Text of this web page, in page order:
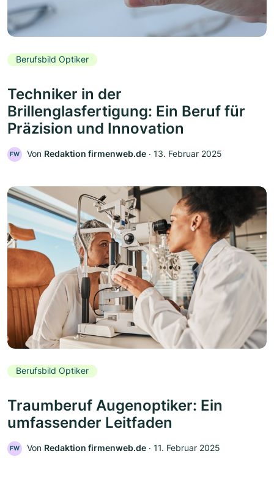
Berufsbild Optiker
Techniker in der
Brillenglasfertigung: Ein Beruf für
Präzision und Innovation
FW Von Redaktion firmenweb.de ‧ 13. Februar 2025
Berufsbild Optiker
Traumberuf Augenoptiker: Ein
umfassender Leitfaden
FW Von Redaktion firmenweb.de ‧ 11. Februar 2025